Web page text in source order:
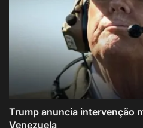
Trump anuncia intervenção
Venezuela